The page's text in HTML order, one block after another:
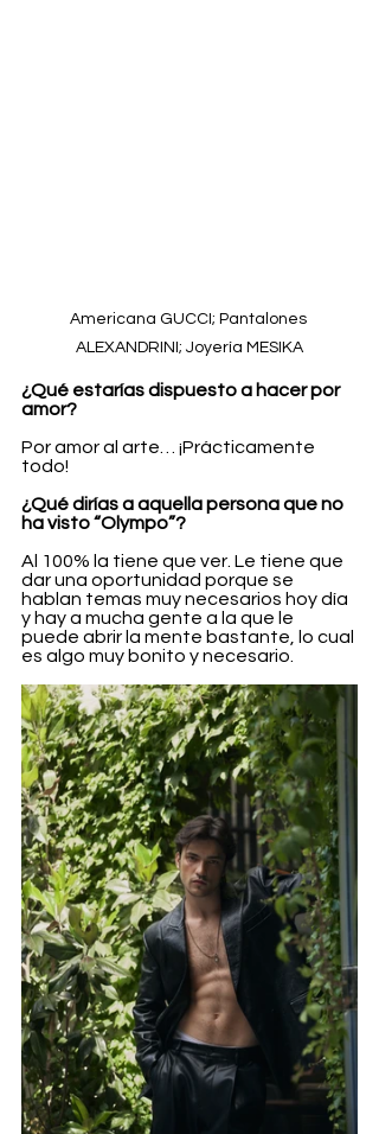
Americana GUCCI; Pantalones
ALEXANDRINI; Joyería MESIKA
¿Qué estarías dispuesto a hacer por
amor?
Por amor al arte… ¡Prácticamente
todo!
¿Qué dirías a aquella persona que no
ha visto “Olympo”?
Al 100% la tiene que ver. Le tiene que
dar una oportunidad porque se
hablan temas muy necesarios hoy día
y hay a mucha gente a la que le
puede abrir la mente bastante, lo cual
es algo muy bonito y necesario.